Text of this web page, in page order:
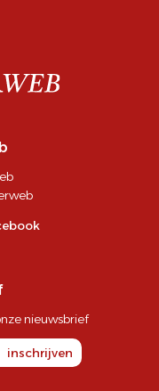
nieuwsbrief
inschrijven